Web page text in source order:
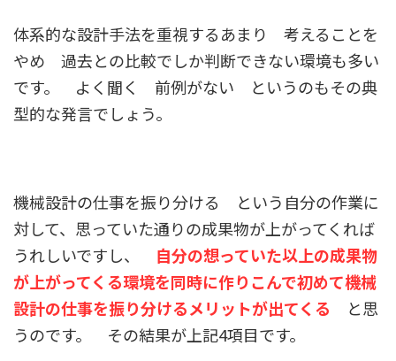
体系的な設計手法を重視するあまり 考えることを
やめ 過去との比較でしか判断できない環境も多い
です。 よく聞く 前例がない というのもその典
型的な発言でしょう。
機械設計の仕事を振り分ける という自分の作業に
対して、思っていた通りの成果物が上がってくれば
うれしいですし、 自分の想っていた以上の成果物
が上がってくる環境を同時に作りこんで初めて機械
設計の仕事を振り分けるメリットが出てくる と思
うのです。 その結果が上記4項目です。